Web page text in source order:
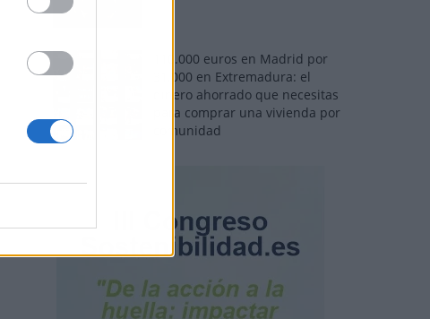
110.000 euros en Madrid por
31.000 en Extremadura: el
dinero ahorrado que necesitas
para comprar una vivienda por
comunidad